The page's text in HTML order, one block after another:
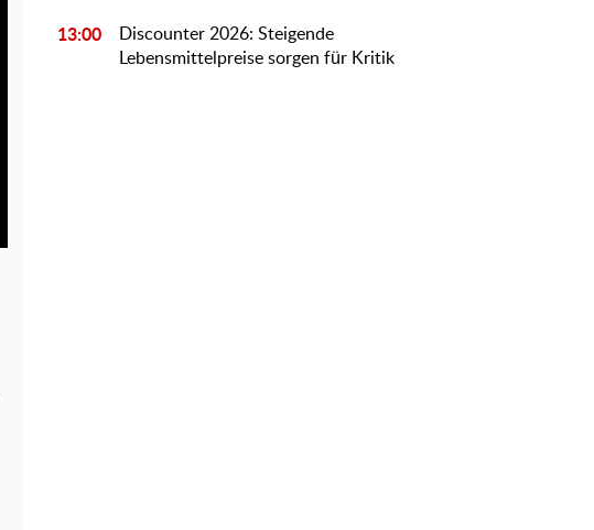
13:00
Discounter 2026: Steigende
Lebensmittelpreise sorgen für Kritik